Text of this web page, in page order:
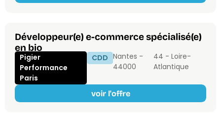
Développeur(e) e-commerce spécialisé(e)
en bio
Pigier
Performance
Paris
CDD Nantes -
44000
44 - Loire-
Atlantique
voir l'offre